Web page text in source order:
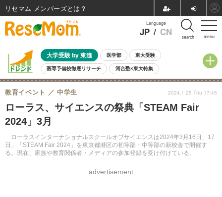
menu
Language
JP / CN search
大学受験 by 東進 医学部 東大受験
医専予備校徹底リサーチ 河合塾×東大特集
親子で考える大学選び 高校受験 中学受験 小学校受験
共通テスト 夏休み
8月開催イベント・WS 全国公立高校 過去問 人気記事
自由研究教材（小学生向け）
ローラス、サイエンスの祭典「STEAM Fair
2024」3月
ローラスインターナショナルスクールオブサイエンスは2024年3月16日、17
日、「STEAM Fair 2024」を東京都港区の初等部・中等部の新校舎で開催す
る。現在、家族や教育関係者・メディアの参加登録を受け付けている。
教育イベント 中学生
advertisement
2024.1.25 Thu 17:45
リセマム メンバーズ